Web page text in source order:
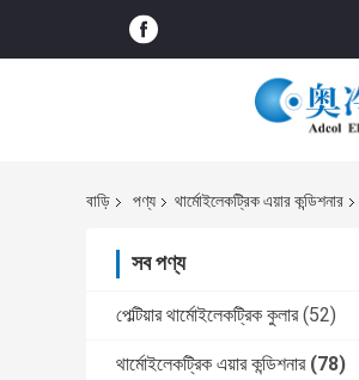
বাড়ি পণ্য থার্মোইলেকট্রিক এয়ার কন্ডিশনার
সব পণ্য
পেল্টিয়ার থার্মোইলেকট্রিক কুলার (52)
থার্মোইলেকট্রিক এয়ার কন্ডিশনার (78)